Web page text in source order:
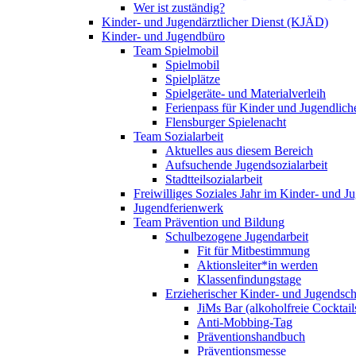
Wer ist zuständig?
Kinder- und Jugendärztlicher Dienst (KJÄD)
Kinder- und Jugendbüro
Team Spielmobil
Spielmobil
Spielplätze
Spielgeräte- und Materialverleih
Ferienpass für Kinder und
Flensburger Spielenacht
Team Sozialarbeit
Aktuelles aus diesem Bereich
Aufsuchende Jugendsozialarbeit
Stadtteilsozialarbeit
Freiwilliges Soziales Jahr im Kinder- und
Jugendferienwerk
Team Prävention und Bildung
Schulbezogene Jugendarbeit
Fit für Mitbestimmung
Aktionsleiter*in werden
Klassenfindungstage
Erzieherischer Kinder- und
JiMs Bar (alkoholfreie
Anti-Mobbing-Tag
Präventionshandbuch
Präventionsmesse